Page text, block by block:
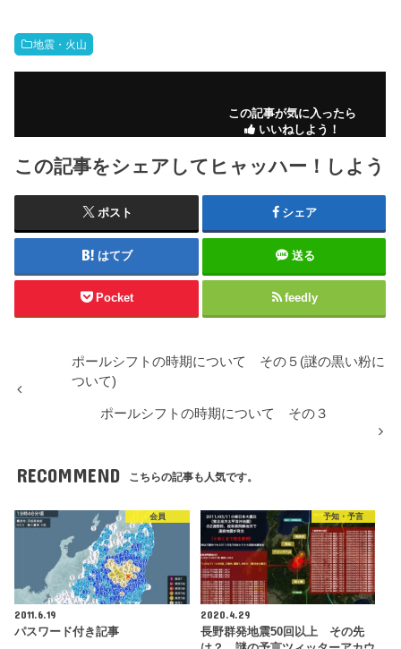
地震・火山
この記事が気に入ったら
いいねしよう！
この記事をシェアしてヒャッハー！しよう
ポスト シェア
はてブ 送る
Pocket feedly
ポールシフトの時期について その５(謎の黒い粉に
ついて)
ポールシフトの時期について その３
RECOMMEND こちらの記事も人気です。
会員
2011.6.19
パスワード付き記事
予知・予言
2020.4.29
長野群発地震50回以上 その先